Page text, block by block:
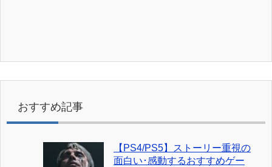
おすすめ記事
【PS4/PS5】ストーリー重視の
面白い･感動するおすすめゲー